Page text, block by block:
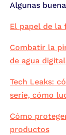
Algunas
El papel de la
Combatir la
de agua
Tech Leaks:
serie, cómo
Cómo
productos